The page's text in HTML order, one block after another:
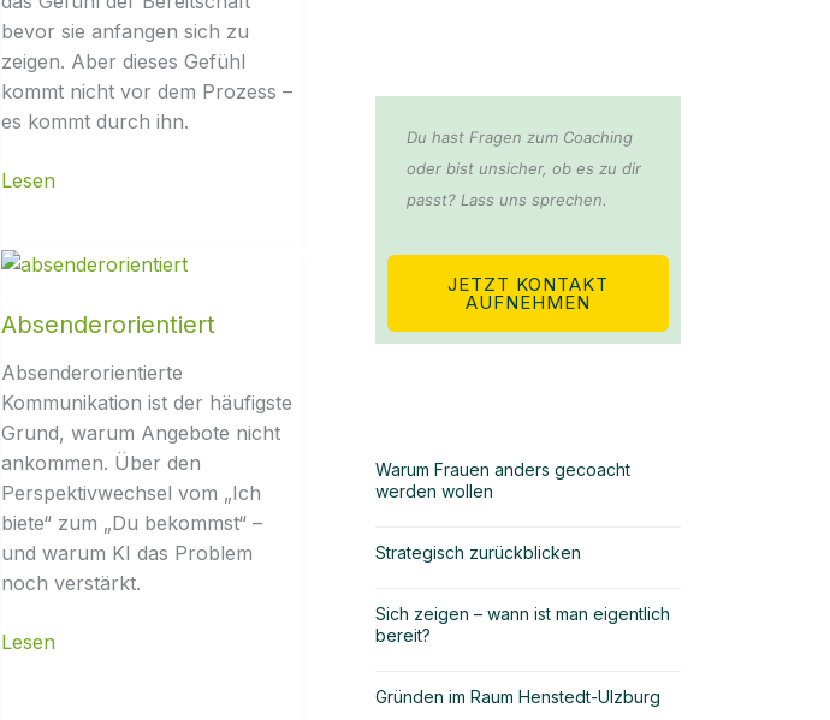
bevor sie anfangen sich zu
zeigen. Aber dieses Gefühl
kommt nicht vor dem Prozess –
es kommt durch ihn.
Absenderorientiert
Absenderorientierte
Kommunikation ist der häufigste
Grund, warum Angebote nicht
ankommen. Über den
Perspektivwechsel vom „Ich
biete“ zum „Du bekommst“ –
und warum KI das Problem
noch verstärkt.
Du hast Fragen zum Coaching
oder bist unsicher, ob es zu dir
passt? Lass uns sprechen.
JETZT KONTAKT
AUFNEHMEN
Warum Frauen anders gecoacht
werden wollen
Strategisch zurückblicken
Sich zeigen – wann ist man eigentlich
bereit?
Gründen im Raum Henstedt-Ulzburg